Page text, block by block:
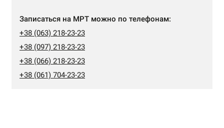
Записаться на МРТ можно по телефонам:
+38 (063) 218-23-23
+38 (097) 218-23-23
+38 (066) 218-23-23
+38 (061) 704-23-23